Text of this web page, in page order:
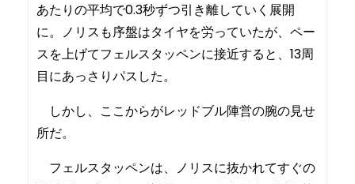
あたりの平均で0.3秒ずつ引き離していく展開
に。ノリスも序盤はタイヤを労っていたが、ペー
スを上げてフェルスタッペンに接近すると、13周
目にあっさりパスした。
しかし、ここからがレッドブル陣営の腕の見せ
所だ。
フェルスタッペンは、ノリスに抜かれてすぐの